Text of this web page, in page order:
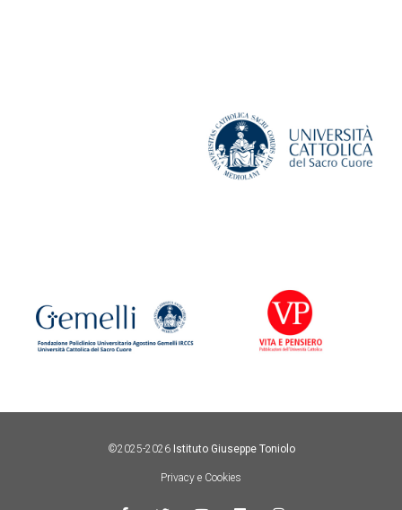
©2025-2026 Istituto Giuseppe Toniolo
Privacy e Cookies